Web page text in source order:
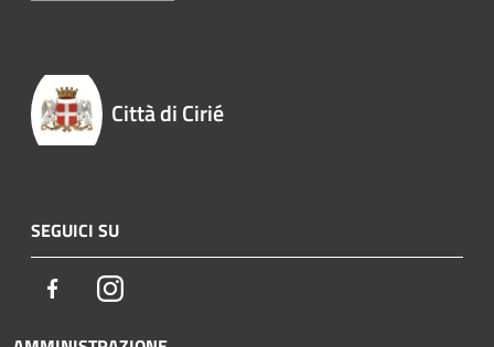
Città di Cirié
SEGUICI SU
FacebookInstagram